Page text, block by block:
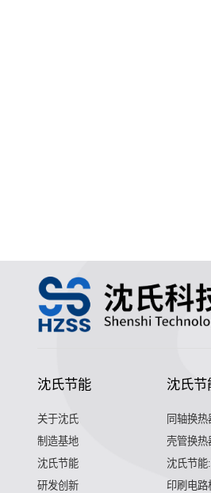
沈氏节能
关于沈氏
制造基地
沈氏节能
研发创新
沈氏节
同轴换热
壳管换热
沈氏节能
印刷电路